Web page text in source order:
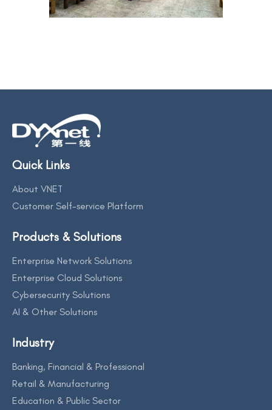
Quick Links
About VNET
Customer Self-service Platform
Products & Solutions
Enterprise Network Solutions
Enterprise Cloud Solutions
Cybersecurity Solutions
AI & Other Solutions
Industry
Banking, Financial & Professional
Retail & Manufacturing
Education & Public Sector